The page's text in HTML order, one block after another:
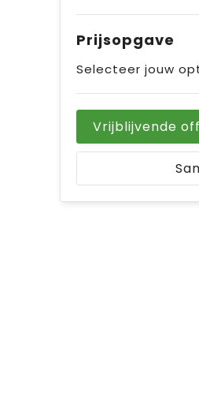
Prijsopgave
Selecteer jouw
Vrijblijvende